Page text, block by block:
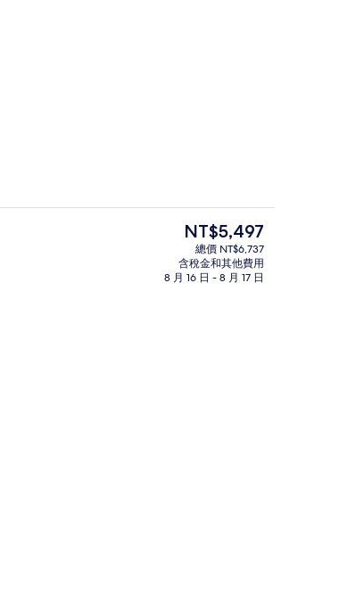
目
的
價
NT$5,497
總價 NT$6,737
含稅金和其他費用
8 月 16 日 - 8 月 17 日